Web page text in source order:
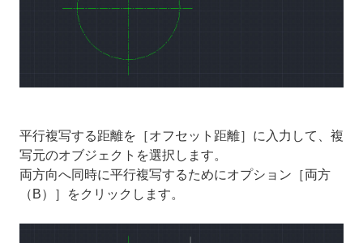
平行複写する距離を［オフセット距離］に入力して、複
写元のオブジェクトを選択します。
両方向へ同時に平行複写するためにオプション［両方
（B）］をクリックします。